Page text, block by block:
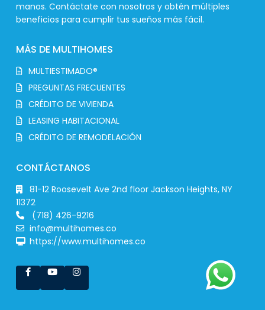
manos. Contáctate con nosotros y obtén múltiples
beneficios para cumplir tus sueños más fácil.
MÁS DE MULTIHOMES
MULTIESTIMADO®
PREGUNTAS FRECUENTES
CRÉDITO DE VIVIENDA
LEASING HABITACIONAL
CRÉDITO DE REMODELACIÓN
CONTÁCTANOS
81-12 Roosevelt Ave 2nd floor Jackson Heights, NY
11372
(718) 426-9216
info@multihomes.co
https://www.multihomes.co